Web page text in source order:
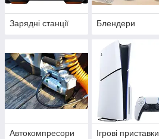
Зарядні станції Блендери
Автокомпресори Ігрові приставки